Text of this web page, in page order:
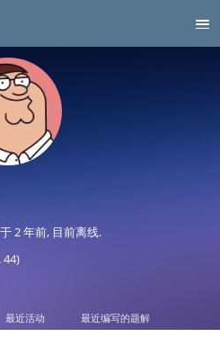
2 年前, 目前离线.
44)
最近活动 最近编写的题解